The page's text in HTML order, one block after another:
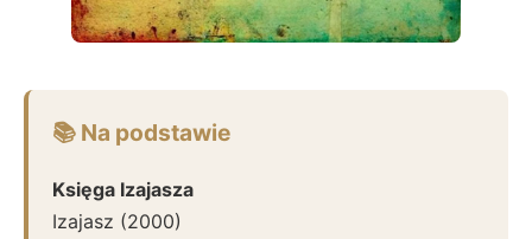
📚 Na podstawie
Księga Izajasza
Izajasz (2000)